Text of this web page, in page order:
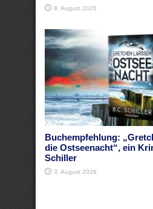
8. August 2026
Buchempfehlung:
die Ostseenacht“, ein
Schiller
3. August 2026